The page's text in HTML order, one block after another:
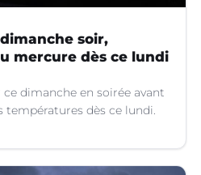
soir,
mercure dès ce lundi
dimanche en soirée avant
températures dès ce lundi.